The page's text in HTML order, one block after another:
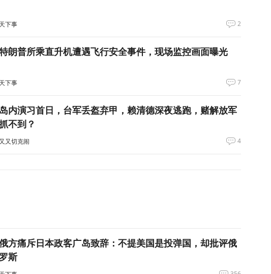
天下事 2
朗普所乘直升机遭遇飞行安全事件，现场监控画面曝光
天下事 7
岛内演习首日，台军丢盔弃甲，赖清德深夜逃跑，赌解放军
不到？
又又切克闹 4
方痛斥日本政客广岛致辞：不提美国是投弹国，却批评俄
罗斯